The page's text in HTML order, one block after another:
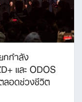
กกำลัง
และ ODOS
อดช่วงชีวิต